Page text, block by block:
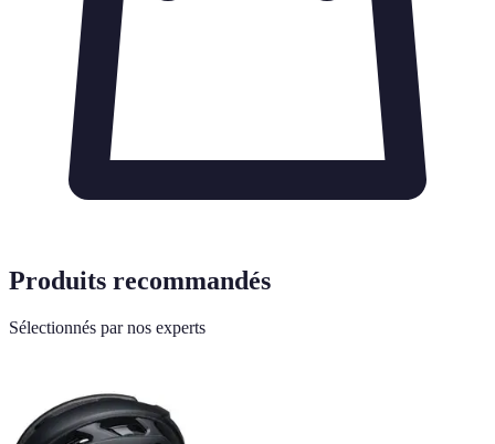
Produits recommandés
Sélectionnés par nos experts